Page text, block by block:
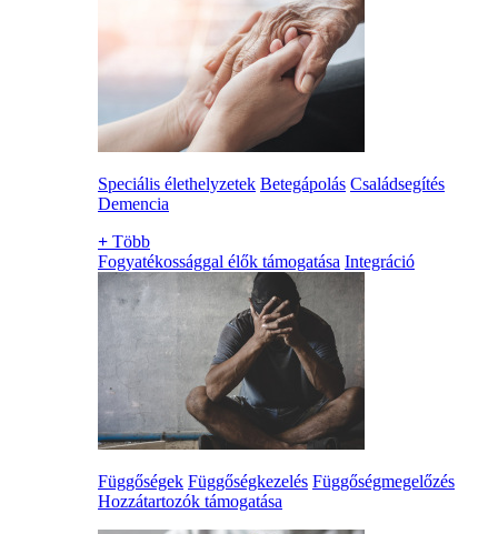
Speciális élethelyzetek Betegápolás Családsegítés
Demencia
+ Több
Fogyatékossággal élők támogatása Integráció
Függőségek Függőségkezelés Függőségmegelőzés
Hozzátartozók támogatása